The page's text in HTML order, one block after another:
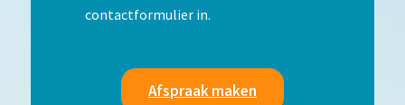
contactformulier in.
Afspraak maken